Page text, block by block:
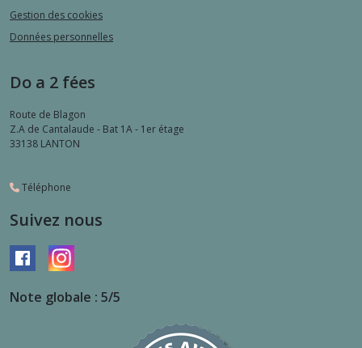
Gestion des cookies
Données personnelles
Do a 2 fées
Route de Blagon
Z.A de Cantalaude - Bat 1A - 1er étage
33138 LANTON
Téléphone
Suivez nous
Note globale : 5/5